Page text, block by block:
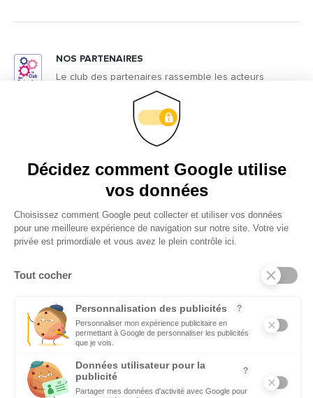
Elle est au coeur de l’action d’Ecomnews afin de comprendre
comment se développent les territoires régionaux et les
Ecomnews sélectionne tous les évènements, manifestations,
salons, forums les plus importants à ne surtout pas manquer en
lien avec @ecomnewsagenda
ENTREPRISES
Ecomnews veut démontrer la force que représente le tissu
NOS PARTENAIRES
Le club des partenaires rassemble les acteurs
économiques et politiques régionaux qui soutiennent
l'action d'Ecomnews